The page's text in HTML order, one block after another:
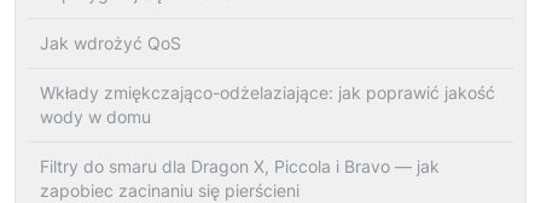
Jak wdrożyć QoS
Wkłady zmiękczająco-odżelaziające: jak poprawić jakość
wody w domu
Filtry do smaru dla Dragon X, Piccola i Bravo — jak
zapobiec zacinaniu się pierścieni